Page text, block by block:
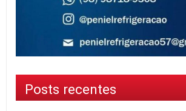
Posts recentes